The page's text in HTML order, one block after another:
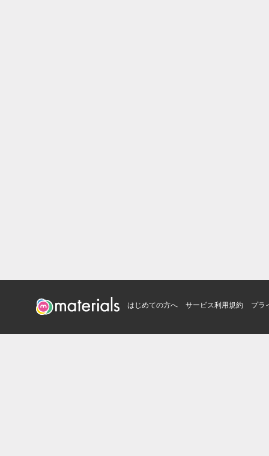
はじめての方へ サービス利用規約 プラ